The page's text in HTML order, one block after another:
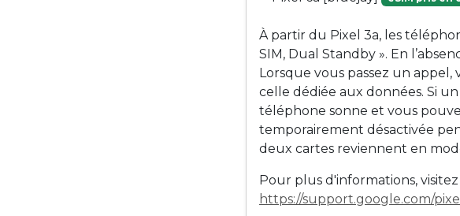
À partir du Pixel 3a, les
SIM, Dual Standby ». En
Lorsque vous passez un
celle dédiée aux données. Si
téléphone sonne et vous
temporairement désactivée
deux cartes reviennent en
Pour plus d'informations,
https://support.google.com/